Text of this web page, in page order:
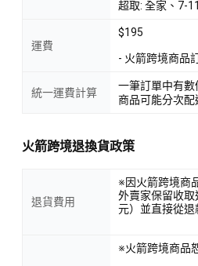
超取: 全家、7-11
運費
$195
- 火箭跨境商品
統一運費計算
一筆訂單中有
商品可能分次配
火箭跨境退換貨政策
退貨費用
※因火箭跨境商
外賣家保留收
元）並直接從退
※火箭跨境商品